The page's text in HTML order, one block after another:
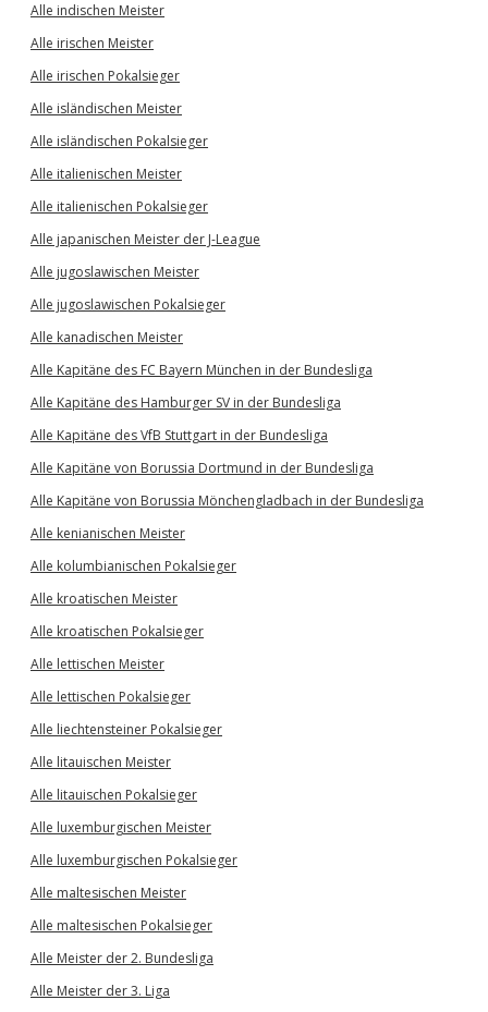
Alle indischen Meister
Alle irischen Meister
Alle irischen Pokalsieger
Alle isländischen Meister
Alle isländischen Pokalsieger
Alle italienischen Meister
Alle italienischen Pokalsieger
Alle japanischen Meister der J-League
Alle jugoslawischen Meister
Alle jugoslawischen Pokalsieger
Alle kanadischen Meister
Alle Kapitäne des FC Bayern München in der Bundesliga
Alle Kapitäne des Hamburger SV in der Bundesliga
Alle Kapitäne des VfB Stuttgart in der Bundesliga
Alle Kapitäne von Borussia Dortmund in der Bundesliga
Alle Kapitäne von Borussia Mönchengladbach in der Bundesliga
Alle kenianischen Meister
Alle kolumbianischen Pokalsieger
Alle kroatischen Meister
Alle kroatischen Pokalsieger
Alle lettischen Meister
Alle lettischen Pokalsieger
Alle liechtensteiner Pokalsieger
Alle litauischen Meister
Alle litauischen Pokalsieger
Alle luxemburgischen Meister
Alle luxemburgischen Pokalsieger
Alle maltesischen Meister
Alle maltesischen Pokalsieger
Alle Meister der 2. Bundesliga
Alle Meister der 3. Liga